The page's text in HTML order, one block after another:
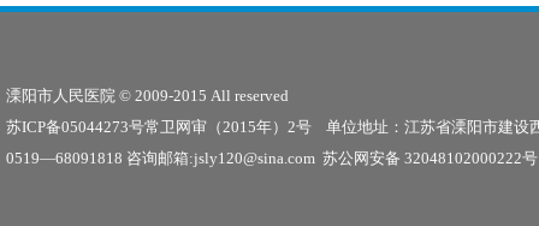
溧阳市人民医院 © 2009-2015 All reserved
苏ICP备05044273号常卫网审（2015年）2号 单位地址：江苏省溧阳市建设
0519—68091818 咨询邮箱:jsly120@sina.com 苏公网安备 32048102000222号